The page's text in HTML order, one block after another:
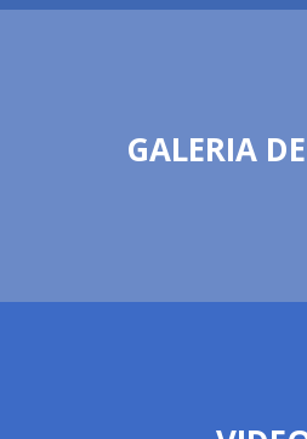
GALERIA